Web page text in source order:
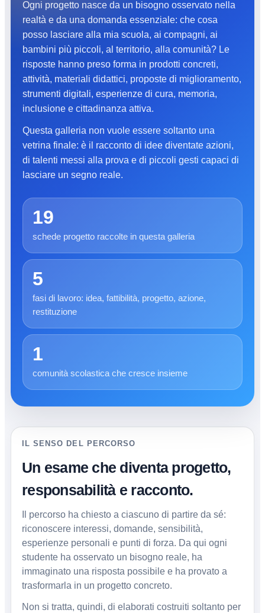
Ogni progetto nasce da un bisogno osservato nella
realtà e da una domanda essenziale: che cosa
posso lasciare alla mia scuola, ai compagni, ai
bambini più piccoli, al territorio, alla comunità? Le
risposte hanno preso forma in prodotti concreti,
attività, materiali didattici, proposte di miglioramento,
strumenti digitali, esperienze di cura, memoria,
inclusione e cittadinanza attiva.
Questa galleria non vuole essere soltanto una
vetrina finale: è il racconto di idee diventate azioni,
di talenti messi alla prova e di piccoli gesti capaci di
lasciare un segno reale.
19
schede progetto raccolte in questa galleria
5
fasi di lavoro: idea, fattibilità, progetto, azione,
restituzione
1
comunità scolastica che cresce insieme
IL SENSO DEL PERCORSO
Un esame che diventa progetto,
responsabilità e racconto.
Il percorso ha chiesto a ciascuno di partire da sé:
riconoscere interessi, domande, sensibilità,
esperienze personali e punti di forza. Da qui ogni
studente ha osservato un bisogno reale, ha
immaginato una risposta possibile e ha provato a
trasformarla in un progetto concreto.
Non si tratta, quindi, di elaborati costruiti soltanto per